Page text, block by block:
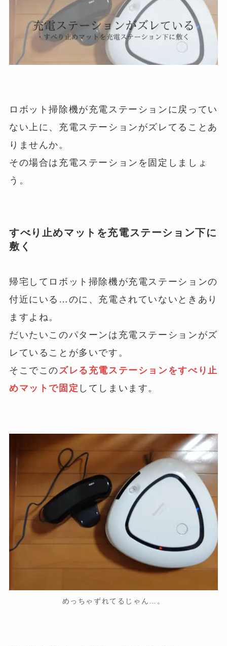
ロボット掃除機が充電ステーションに戻ってい
ない上に、充電ステーションがズレてることあ
りませんか。
その場合は充電ステーションを固定しましょ
う。
すべり止めマットを充電ステーション下に
敷く
帰宅してロボット掃除機が充電ステーションの
付近にいる…のに、充電されていないときあり
ますよね。
だいたいこのパターンは充電ステーションがズ
レていることが多いです。
そこでこのズレる充電ステーションをすべり止
めマットで固定 してしまいます。
めっちゃずれてるじゃん…。